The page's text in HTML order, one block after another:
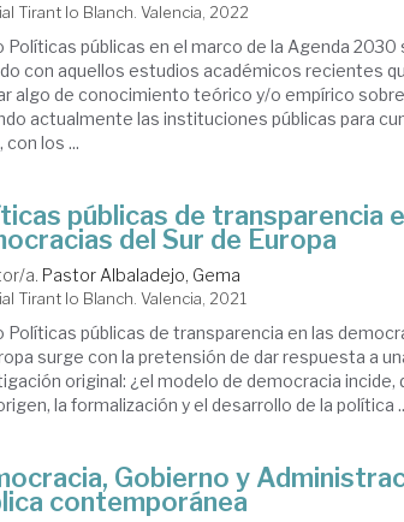
Tirant lo Blanch. Valencia, 2022
Políticas públicas en el marco de la Agenda
con aquellos estudios académicos recientes
algo de conocimiento teórico y/o empírico
actualmente las instituciones públicas para
con los ...
públicas de transparencia
del Sur de Europa
a. Pastor Albaladejo, Gema
Tirant lo Blanch. Valencia, 2021
Políticas públicas de transparencia en las
surge con la pretensión de dar respuesta a
original: ¿el modelo de democracia incide,
la formalización y el desarrollo de la política
Gobierno y
contemporánea